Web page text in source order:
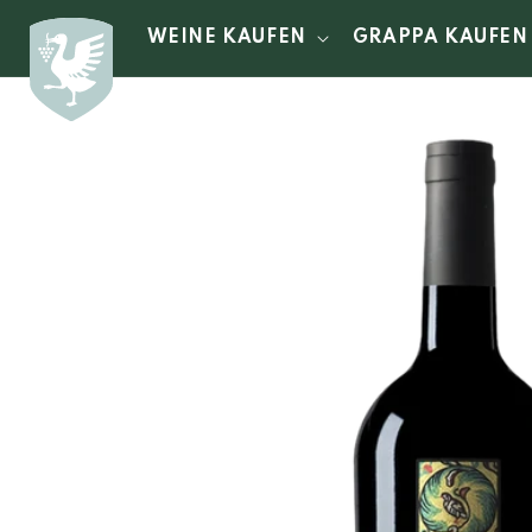
zum
Inhalt
WEINE KAUFEN GRAPPA KAUFEN